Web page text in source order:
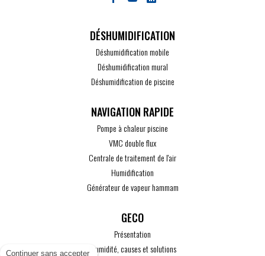
Continuer sans accepter
DÉSHUMIDIFICATION
Déshumidification mobile
Déshumidification mural
Déshumidification de piscine
Pompe à chaleur piscine
VMC double flux
Centrale de traitement de l'air
Humidification
Générateur de vapeur hammam
GECO
Présentation
L'humidité, causes et solutions